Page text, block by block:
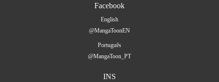
Facebook
English
@MangaToonEN
Português
@MangaToon_PT
INS